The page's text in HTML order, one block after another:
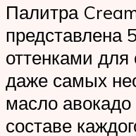
Палитра
представлена
оттенками
даже самых
масло
составе